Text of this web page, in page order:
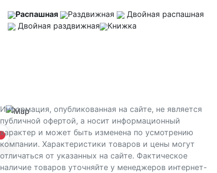
Распашная Раздвижная
Двойная распашная
Двойная раздвижная
Книжка
Информация, опубликованная на сайте, не является
публичной офертой, а носит информационный
характер и может быть изменена по усмотрению
компании. Характеристики товаров и цены могут
отличаться от указанных на сайте. Фактическое
наличие товаров уточняйте у менеджеров интернет-